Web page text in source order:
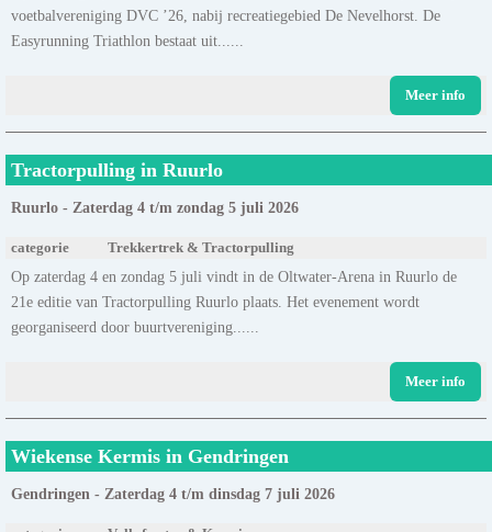
voetbalvereniging DVC ’26, nabij recreatiegebied De Nevelhorst. De
Easyrunning Triathlon bestaat uit......
Meer info
Tractorpulling in Ruurlo
Ruurlo - Zaterdag 4 t/m zondag 5 juli 2026
categorie Trekkertrek & Tractorpulling
Op zaterdag 4 en zondag 5 juli vindt in de Oltwater-Arena in Ruurlo de
21e editie van Tractorpulling Ruurlo plaats. Het evenement wordt
georganiseerd door buurtvereniging......
Meer info
Wiekense Kermis in Gendringen
Gendringen - Zaterdag 4 t/m dinsdag 7 juli 2026